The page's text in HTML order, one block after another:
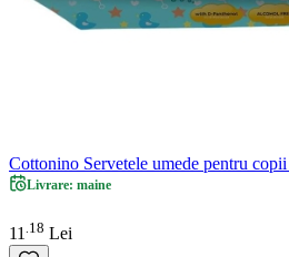
Cottonino Servetele umede pentru
Livrare: maine
11 18 Lei